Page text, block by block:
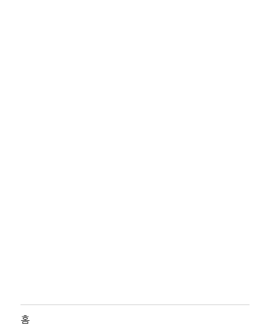
홈